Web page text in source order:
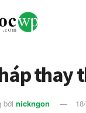
thay
bởi nickngon